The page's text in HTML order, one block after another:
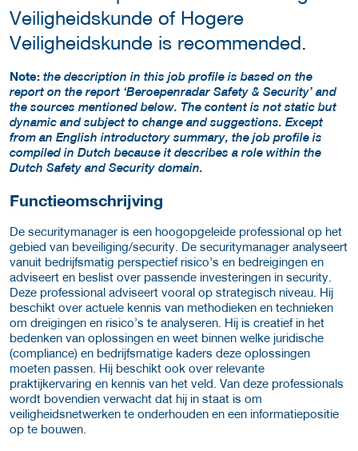
Veiligheidskunde of Hogere
Veiligheidskunde is recommended.
Note: the description in this job profile is based on the
report on the report ‘Beroepenradar Safety & Security’ and
the sources mentioned below. The content is not static but
dynamic and subject to change and suggestions. Except
from an English introductory summary, the job profile is
compiled in Dutch because it describes a role within the
Dutch Safety and Security domain.
Functieomschrijving
De securitymanager is een hoogopgeleide professional op het
gebied van beveiliging/security. De securitymanager analyseert
vanuit bedrijfsmatig perspectief risico’s en bedreigingen en
adviseert en beslist over passende investeringen in security.
Deze professional adviseert vooral op strategisch niveau. Hij
beschikt over actuele kennis van methodieken en technieken
om dreigingen en risico’s te analyseren. Hij is creatief in het
bedenken van oplossingen en weet binnen welke juridische
(compliance) en bedrijfsmatige kaders deze oplossingen
moeten passen. Hij beschikt ook over relevante
praktijkervaring en kennis van het veld. Van deze professionals
wordt bovendien verwacht dat hij in staat is om
veiligheidsnetwerken te onderhouden en een informatiepositie
op te bouwen.